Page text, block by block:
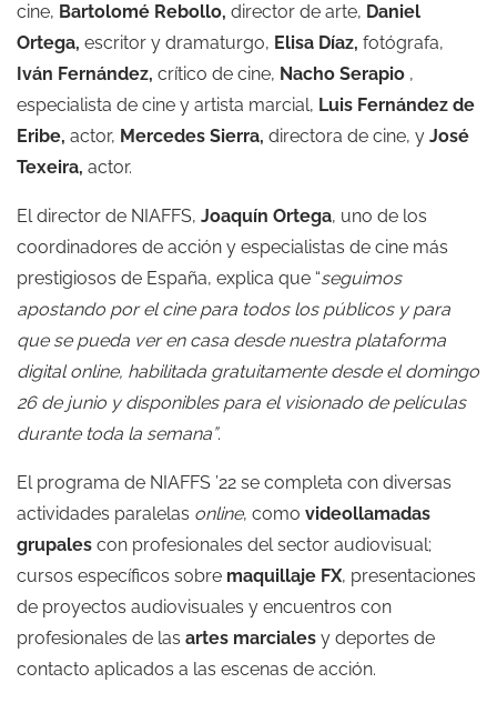
cine, Bartolomé Rebollo, director de arte, Daniel
Ortega, escritor y dramaturgo, Elisa Díaz, fotógrafa,
Iván Fernández, crítico de cine, Nacho Serapio ,
especialista de cine y artista marcial, Luis Fernández de
Eribe, actor, Mercedes Sierra, directora de cine, y José
Texeira, actor.
El director de NIAFFS, Joaquín Ortega, uno de los
coordinadores de acción y especialistas de cine más
prestigiosos de España, explica que “seguimos
apostando por el cine para todos los públicos y para
que se pueda ver en casa desde nuestra plataforma
digital online, habilitada gratuitamente desde el domingo
26 de junio y disponibles para el visionado de películas
durante toda la semana”.
El programa de NIAFFS ’22 se completa con diversas
actividades paralelas online, como videollamadas
grupales con profesionales del sector audiovisual;
cursos específicos sobre maquillaje FX, presentaciones
de proyectos audiovisuales y encuentros con
profesionales de las artes marciales y deportes de
contacto aplicados a las escenas de acción.